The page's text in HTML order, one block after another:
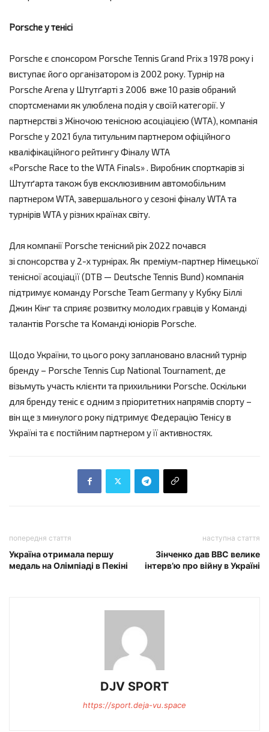
Porsche у тенісі
Porsche є спонсором Porsche Tennis Grand Prix з 1978 року і
виступає його організатором із 2002 року. Турнір на
Porsche Arena у Штутґарті з 2006 вже 10 разів обраний
спортсменами як улюблена подія у своїй категорії. У
партнерстві з Жіночою тенісною асоціацією (WTA), компанія
Porsche у 2021 була титульним партнером офіційного
кваліфікаційного рейтингу Фіналу WTA
«Porsche Race to the WTA Finals» . Виробник спорткарів зі
Штутґарта також був ексклюзивним автомобільним
партнером WTA, завершального у сезоні фіналу WTA та
турнірів WTA у різних країнах світу.
Для компанії Porsche тенісний рік 2022 почався
зі спонсорства у 2-х турнірах. Як преміум-партнер Німецької
тенісної асоціацїї (DTB — Deutsche Tennis Bund) компанія
підтримує команду Porsche Team Germany у Кубку Біллі
Джин Кінг та сприяє розвитку молодих гравців у Команді
талантів Porsche та Команді юніорів Porsche.
Щодо України, то цього року заплановано власний турнір
бренду – Porsche Tennis Cup National Tournament, де
візьмуть участь клієнти та прихильники Porsche. Оскільки
для бренду теніс є одним з пріоритетних напрямів спорту –
він ще з минулого року підтримує Федерацію Тенісу в
Україні та є постійним партнером у її активностях.
попередня стаття
Україна отримала першу
медаль на Олімпіаді в Пекіні
наступна стаття
Зінченко дав BBC велике
інтерв’ю про війну в Україні
DJV SPORT
https://sport.deja-vu.space